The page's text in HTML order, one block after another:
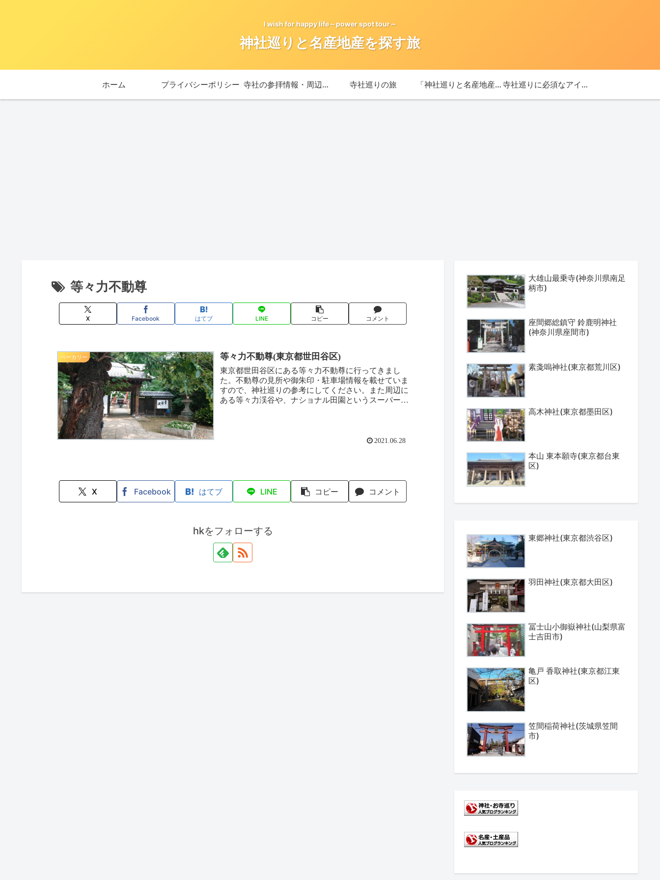
I wish for happy life～power spot tour～
神社巡りと名産地産を探す旅
ホーム プライバシーポリシー 寺社の参拝情報・周辺情報 寺社巡りの旅 「神社巡りと名産地産を探す旅」ブログ始めました！ 寺社巡りに必須なアイテム
等々力不動尊
X Facebook はてブ LINE コピー コメント
ベーカリー 等々力不動尊(東京都世田谷区)
東京都世田谷区にある等々力不動尊に行ってきまし
た。不動尊の見所や御朱印・駐車場情報を載せていま
すので、神社巡りの参考にしてください。また周辺に
ある等々力渓谷や、ナショナル田園というスーパーの
2021.06.28
X Facebook はてブ LINE コピー コメント
hkをフォローする
大雄山最乗寺(神奈川県南足
柄市)
座間郷総鎮守 鈴鹿明神社
(神奈川県座間市)
素戔嗚神社(東京都荒川区)
高木神社(東京都墨田区)
本山 東本願寺(東京都台東
区)
東郷神社(東京都渋谷区)
羽田神社(東京都大田区)
冨士山小御嶽神社(山梨県富
士吉田市)
亀戸 香取神社(東京都江東
区)
笠間稲荷神社(茨城県笠間
市)